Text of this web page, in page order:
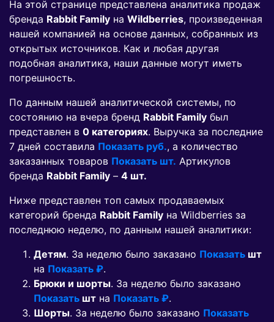
На этой странице представлена аналитика продаж
бренда Rabbit Family на Wildberries, произведенная
нашей компанией на основе данных, собранных из
открытых источников. Как и любая другая
подобная аналитика, наши данные могут иметь
погрешность.
По данным нашей аналитической системы, по
состоянию на вчера бренд Rabbit Family был
представлен в 0 категориях. Выручка за последние
7 дней составила Показать руб., а количество
заказанных товаров Показать шт. Артикулов
бренда Rabbit Family – 4 шт.
Ниже представлен топ самых продаваемых
категорий бренда Rabbit Family на Wildberries за
последнюю неделю, по данным нашей аналитики:
Детям. За неделю было заказано Показать шт
на Показать ₽.
Брюки и шорты. За неделю было заказано
Показать шт на Показать ₽.
Шорты. За неделю было заказано Показать